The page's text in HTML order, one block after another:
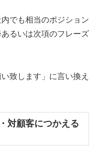
でも相当のポジション
るいは次項のフレーズ
致します」に言い換え
対顧客につかえる